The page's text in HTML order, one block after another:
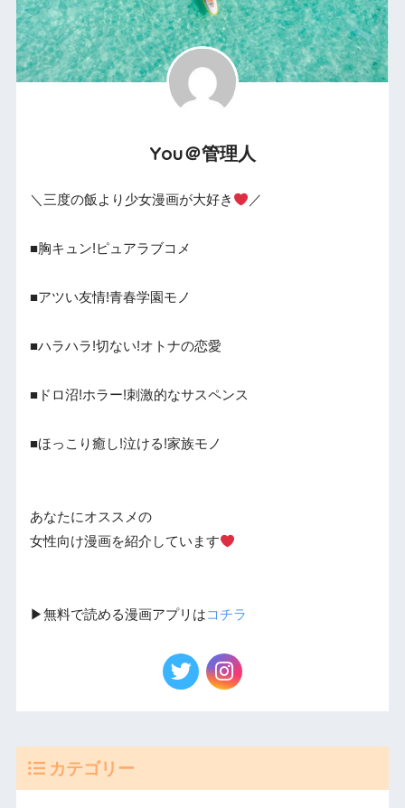
You＠管理人
＼三度の飯より少女漫画が大好き ／
■胸キュン!ピュアラブコメ
■アツい友情!青春学園モノ
■ハラハラ!切ない!オトナの恋愛
■ドロ沼!ホラー!刺激的なサスペンス
■ほっこり癒し!泣ける!家族モノ
あなたにオススメの
女性向け漫画を紹介しています
▶︎無料で読める漫画アプリはコチラ
カテゴリー